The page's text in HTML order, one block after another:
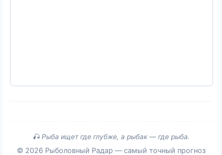
🎣 Рыба ищет где глубже, а рыбак — где рыба.
© 2026 Рыболовный Радар — самый точный прогноз